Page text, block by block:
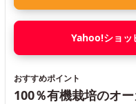
Yahoo!ショッ
おすすめポイント
100％有機栽培のオ